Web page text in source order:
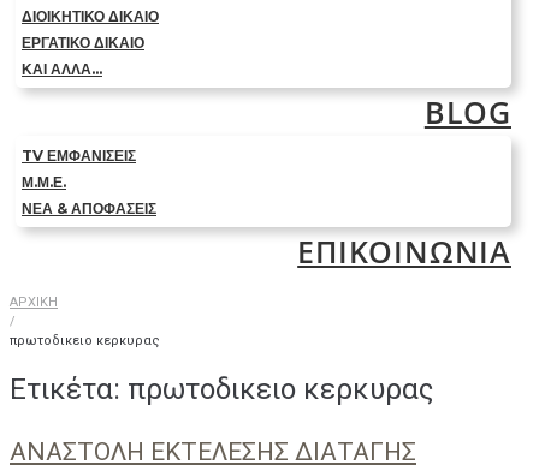
ΔΙΟΙΚΗΤΙΚΟ ΔΙΚΑΙΟ
ΕΡΓΑΤΙΚΟ ΔΙΚΑΙΟ
ΚΑΙ ΑΛΛΑ…
BLOG
TV ΕΜΦΑΝΙΣΕΙΣ
Μ.Μ.Ε.
ΝΕΑ & ΑΠΟΦΑΣΕΙΣ
ΕΠΙΚΟΙΝΩΝΙΑ
ΑΡΧΙΚΗ
/
πρωτοδικειο κερκυρας
Ετικέτα: πρωτοδικειο κερκυρας
ΑΝΑΣΤΟΛΗ ΕΚΤΕΛΕΣΗΣ ΔΙΑΤΑΓΗΣ